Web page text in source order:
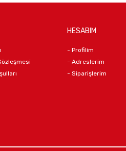
HESABIM
- Profilim
- Adreslerim
- Siparişlerim